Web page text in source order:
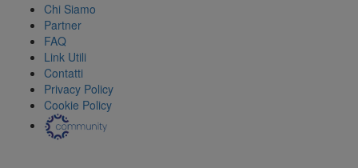
Chi Siamo
Partner
FAQ
Link Utili
Contatti
Privacy Policy
Cookie Policy